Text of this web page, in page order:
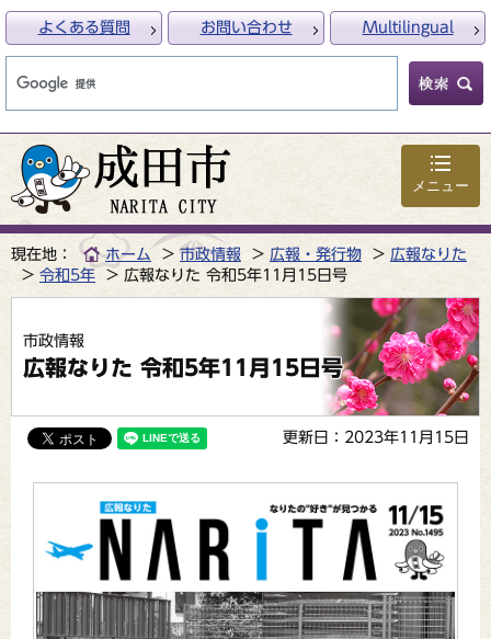
メニュー
よくある質問 お問い合わせ Multilingual
現在地： ホーム 市政情報 広報・発行物
広報なりた
令和5年
広報なりた 令和5年11月15日号
市政情報
広報なりた 令和5年11月15日号
更新日：2023年11月15日